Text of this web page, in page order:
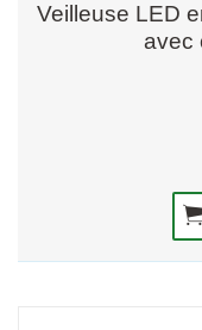
Veilleuse LED
avec